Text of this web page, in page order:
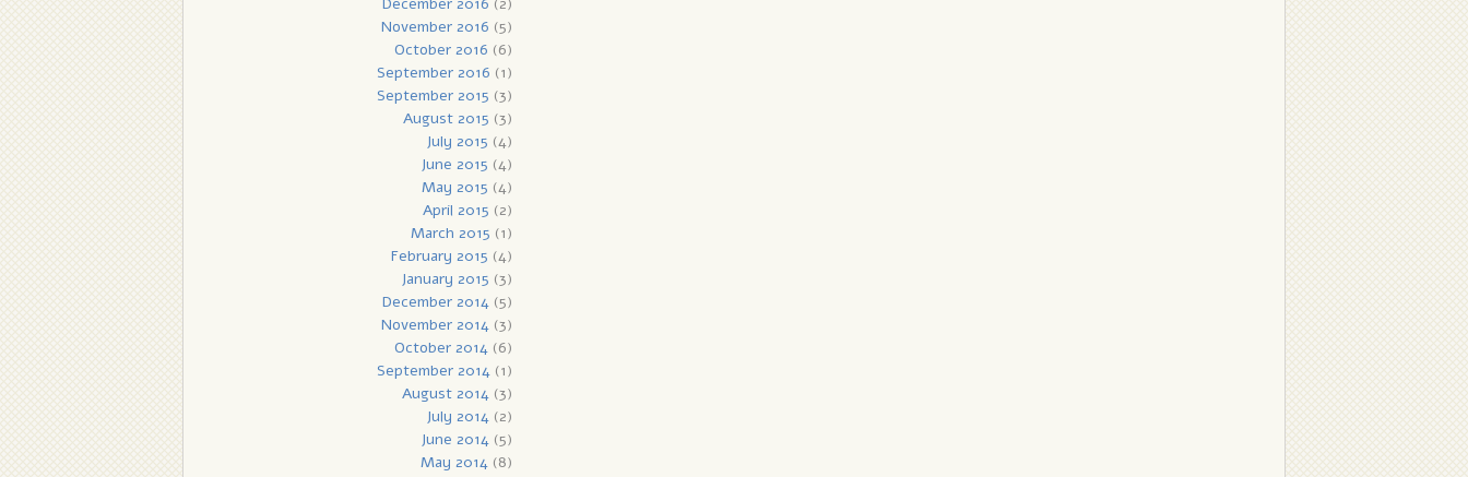
November 2016 (5)
October 2016 (6)
September 2016 (1)
September 2015 (3)
August 2015 (3)
July 2015 (4)
June 2015 (4)
May 2015 (4)
April 2015 (2)
March 2015 (1)
February 2015 (4)
January 2015 (3)
December 2014(5)
November 2014(3)
October 2014(6)
September 2014(1)
August 2014(3)
July 2014(2)
June 2014(5)
May 2014(8)